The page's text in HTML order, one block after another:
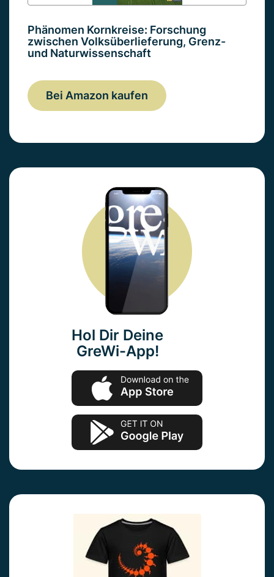
Phänomen Kornkreise: Forschung
zwischen Volksüberlieferung, Grenz-
und Naturwissenschaft
Bei Amazon kaufen
Hol Dir Deine
GreWi-App!